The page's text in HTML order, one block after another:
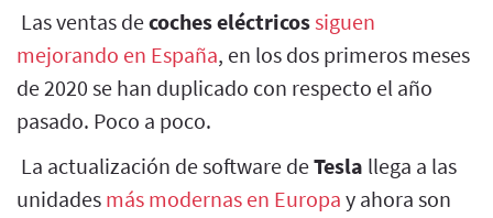
Las ventas decoches eléctricossiguen
mejorando en España, en los dos primeros meses
de 2020 se han duplicado con respecto el año
pasado. Poco a poco.
La actualización de software deTesla llega a las
unidades más modernas en Europa y ahora son